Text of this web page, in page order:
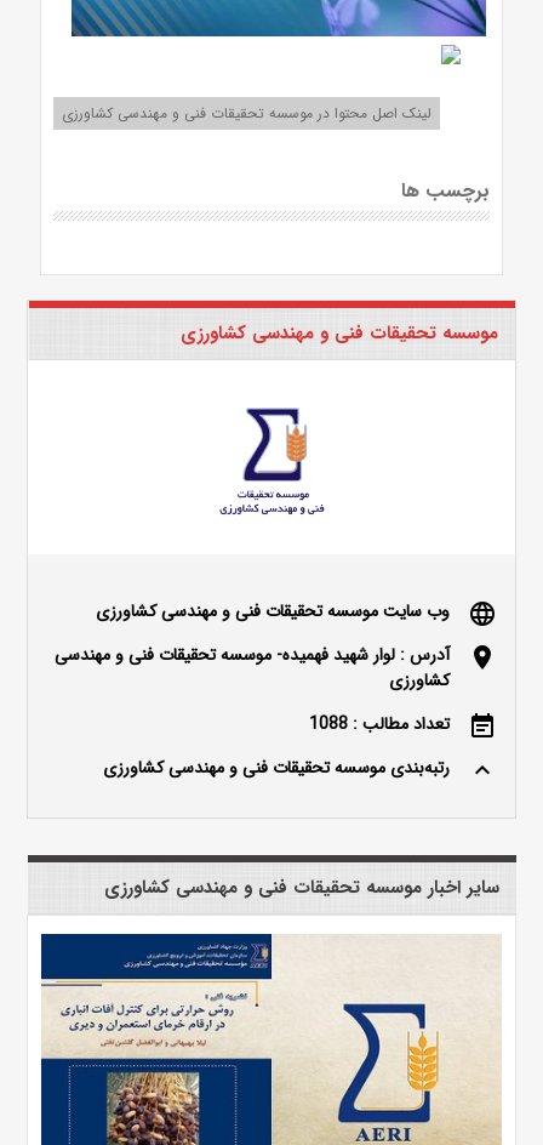
لینک اصل محتوا در موسسه تحقیقات فنی و مهندسی کشاورزی
برچسب ها
موسسه تحقیقات فنی و مهندسی کشاورزی
language وب سایت موسسه تحقیقات فنی و مهندسی کشاورزی
location_on
آدرس : لوار شهید فهمیده- موسسه تحقیقات فنی و مهندسی
کشاورزی
event_note تعداد مطالب : 1088
keyboard_arrow_up رتبه‌بندی موسسه تحقیقات فنی و مهندسی کشاورزی
سایر اخبار موسسه تحقیقات فنی و مهندسی کشاورزی